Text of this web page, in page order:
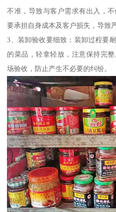
不准，导致与客户需求有出入，
要承担自身成本及客户损失，导致
3、装卸验收要细致：装卸过程要
的菜品，轻拿轻放，注意保持完
场验收，防止产生不必要的纠纷。